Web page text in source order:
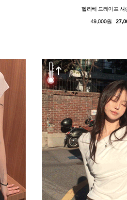
헬리베 드레이프 셔
49,000원